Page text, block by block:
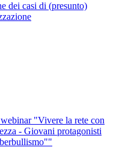
dei casi di (presunto)
"Vivere la rete con
- Giovani protagonisti